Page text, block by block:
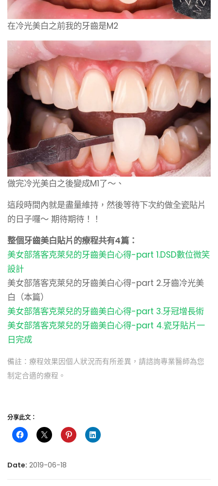
在冷光美白之前我的牙齒是M2
做完冷光美白之後變成M1了～、
這段時間內就是盡量維持，然後等待下次約做全瓷貼片
的日子囉～ 期待期待！！
整個牙齒美白貼片的療程共有4篇：
美女部落客克萊兒的牙齒美白心得-part 1.DSD數位微笑
設計
美女部落客克萊兒的牙齒美白心得-part 2.牙齒冷光美
白（本篇）
美女部落客克萊兒的牙齒美白心得-part 3.牙冠增長術
美女部落客克萊兒的牙齒美白心得-part 4.瓷牙貼片一
日完成
備註：療程效果因個人狀況而有所差異，請諮詢專業醫師為您
制定合適的療程。
分享此文：
Date: 2019-06-18